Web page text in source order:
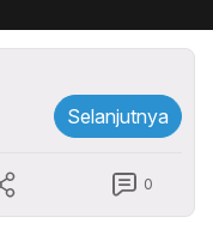
Selanjutnya
0